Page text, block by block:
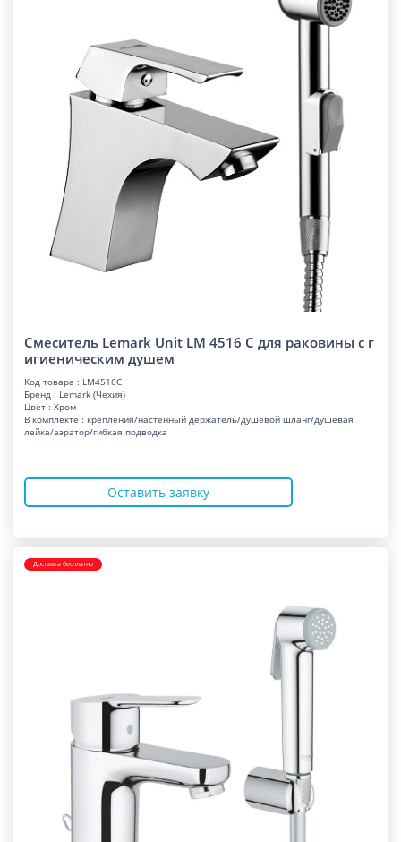
Смеситель Lemark Unit LM 4516 C для раковины с г
игиеническим душем
Код товара : LM4516C
Бренд : Lemark (Чехия)
Цвет : Хром
В комплекте : крепления/настенный держатель/душевой шланг/душевая
лейка/аэратор/гибкая подводка
Оставить заявку
Доставка бесплатно